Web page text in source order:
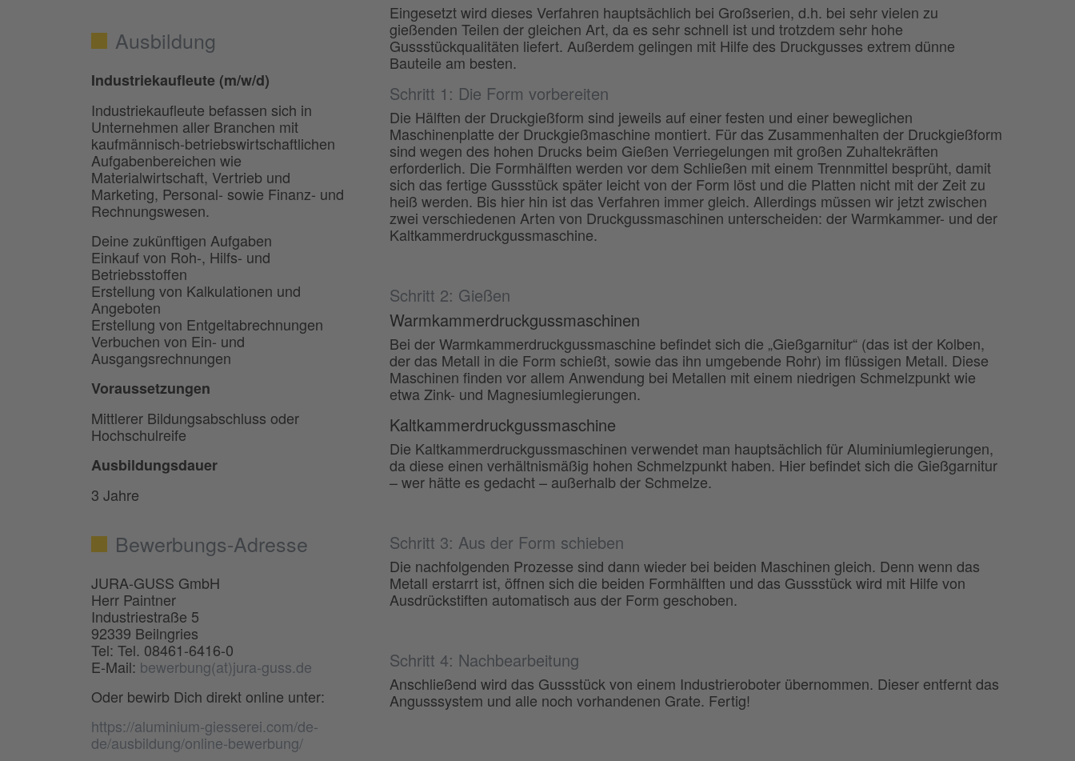
Ausbildung
Industriekaufleute (m/w/d)
Industriekaufleute befassen sich in
Unternehmen aller Branchen mit
kaufmännisch-betriebswirtschaftlichen
Aufgabenbereichen wie
Materialwirtschaft, Vertrieb und
Marketing, Personal- sowie Finanz- und
Rechnungswesen.
Deine zukünftigen Aufgaben
Einkauf von Roh-, Hilfs- und
Betriebsstoffen
Erstellung von Kalkulationen und
Angeboten
Erstellung von Entgeltabrechnungen
Verbuchen von Ein- und
Ausgangsrechnungen
Voraussetzungen
Mittlerer Bildungsabschluss oder
Hochschulreife
Ausbildungsdauer
3 Jahre
Bewerbungs-Adresse
JURA-GUSS GmbH
Herr Paintner
Industriestraße 5
92339 Beilngries
Tel: Tel. 08461-6416-0
E-Mail: bewerbung(at)jura-guss.de
Oder bewirb Dich direkt online unter:
https://aluminium-giesserei.com/de-
de/ausbildung/online-bewerbung/
Eingesetzt wird dieses Verfahren hauptsächlich bei Großserien, d.h. bei sehr vielen zu
gießenden Teilen der gleichen Art, da es sehr schnell ist und trotzdem sehr hohe
Gussstückqualitäten liefert. Außerdem gelingen mit Hilfe des Druckgusses extrem dünne
Bauteile am besten.
Schritt 1: Die Form vorbereiten
Die Hälften der Druckgießform sind jeweils auf einer festen und einer beweglichen
Maschinenplatte der Druckgießmaschine montiert. Für das Zusammenhalten der Druckgießform
sind wegen des hohen Drucks beim Gießen Verriegelungen mit großen Zuhaltekräften
erforderlich. Die Formhälften werden vor dem Schließen mit einem Trennmittel besprüht, damit
sich das fertige Gussstück später leicht von der Form löst und die Platten nicht mit der Zeit zu
heiß werden. Bis hier hin ist das Verfahren immer gleich. Allerdings müssen wir jetzt zwischen
zwei verschiedenen Arten von Druckgussmaschinen unterscheiden: der Warmkammer- und der
Kaltkammerdruckgussmaschine.
Schritt 2: Gießen
Warmkammerdruckgussmaschinen
Bei der Warmkammerdruckgussmaschine befindet sich die „Gießgarnitur“ (das ist der Kolben,
der das Metall in die Form schießt, sowie das ihn umgebende Rohr) im flüssigen Metall. Diese
Maschinen finden vor allem Anwendung bei Metallen mit einem niedrigen Schmelzpunkt wie
etwa Zink- und Magnesiumlegierungen.
Kaltkammerdruckgussmaschine
Die Kaltkammerdruckgussmaschinen verwendet man hauptsächlich für Aluminiumlegierungen,
da diese einen verhältnismäßig hohen Schmelzpunkt haben. Hier befindet sich die Gießgarnitur
– wer hätte es gedacht – außerhalb der Schmelze.
Schritt 3: Aus der Form schieben
Die nachfolgenden Prozesse sind dann wieder bei beiden Maschinen gleich. Denn wenn das
Metall erstarrt ist, öffnen sich die beiden Formhälften und das Gussstück wird mit Hilfe von
Ausdrückstiften automatisch aus der Form geschoben.
Schritt 4: Nachbearbeitung
Anschließend wird das Gussstück von einem Industrieroboter übernommen. Dieser entfernt das
Angusssystem und alle noch vorhandenen Grate. Fertig!